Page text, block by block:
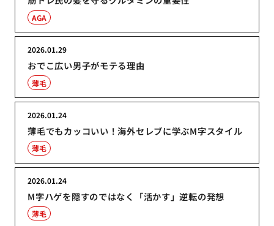
AGA
おでこ広い男子がモテる理由
2026.01.29
薄毛
薄毛でもカッコいい！海外セレブに学ぶM字スタイル
2026.01.24
薄毛
M字ハゲを隠すのではなく「活かす」逆転の発想
2026.01.24
薄毛